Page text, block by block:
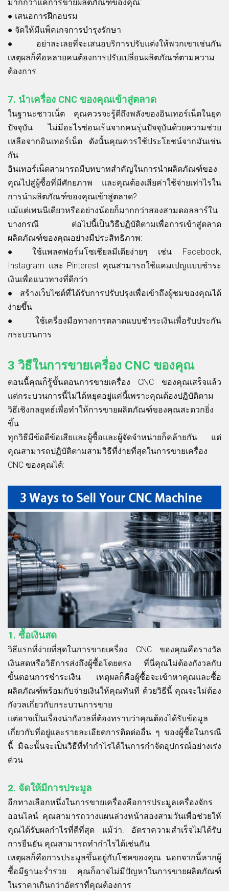
มากกว่าแค่การขายผลิตภัณฑ์ของคุณ:
● เสนอการฝึกอบรม
● จัดให้มีแพ็คเกจการบำรุงรักษา
● อย่าละเลยที่จะเสนอบริการปรับแต่งให้พวกเขาเช่นกัน
เหตุผลก็คือหลายคนต้องการปรับเปลี่ยนผลิตภัณฑ์ตามความ
ต้องการ
7. นำเครื่อง CNC ของคุณเข้าสู่ตลาด
ในฐานะชาวเน็ต คุณควรจะรู้ดีถึงพลังของอินเทอร์เน็ตในยุค
ปัจจุบัน ไม่มีอะไรซ่อนเร้นจากคนรุ่นปัจจุบันด้วยความช่วย
เหลือจากอินเทอร์เน็ต ดังนั้นคุณควรใช้ประโยชน์จากมันเช่น
กัน
อินเทอร์เน็ตสามารถมีบทบาทสำคัญในการนำผลิตภัณฑ์ของ
คุณไปสู่ผู้ซื้อที่มีศักยภาพ และคุณต้องเสียค่าใช้จ่ายเท่าไรใน
การนำผลิตภัณฑ์ของคุณเข้าสู่ตลาด?
แม้แต่เพนนีเดียวหรืออย่างน้อยก็มากกว่าสองสามดอลลาร์ใน
บางกรณี ต่อไปนี้เป็นวิธีปฏิบัติตามเพื่อการเข้าสู่ตลาด
ผลิตภัณฑ์ของคุณอย่างมีประสิทธิภาพ:
● ใช้แพลตฟอร์มโซเชียลมีเดียง่ายๆ เช่น Facebook,
Instagram และ Pinterest คุณสามารถใช้แคมเปญแบบชำระ
เงินเพื่อแนวทางที่ดีกว่า
● สร้างเว็บไซต์ที่ได้รับการปรับปรุงเพื่อเข้าถึงผู้ชมของคุณได้
ง่ายขึ้น
● ใช้เครื่องมือทางการตลาดแบบชำระเงินเพื่อรับประกัน
กระบวนการ
3 วิธีในการขายเครื่อง CNC ของคุณ
ตอนนี้คุณก็รู้ขั้นตอนการขายเครื่อง CNC ของคุณเสร็จแล้ว
แต่กระบวนการนี้ไม่ได้หยุดอยู่แค่นี้เพราะคุณต้องปฏิบัติตาม
วิธีเชิงกลยุทธ์เพื่อทำให้การขายผลิตภัณฑ์ของคุณสะดวกยิ่ง
ขึ้น
ทุกวิธีมีข้อดีข้อเสียและผู้ซื้อและผู้จัดจำหน่ายก็คล้ายกัน แต่
คุณสามารถปฏิบัติตามสามวิธีที่ง่ายที่สุดในการขายเครื่อง
CNC ของคุณได้:
1. ซื้อเงินสด
วิธีแรกที่ง่ายที่สุดในการขายเครื่อง CNC ของคุณคือรางวัล
เงินสดหรือวิธีการส่งถึงผู้ซื้อโดยตรง ที่นี่คุณไม่ต้องกังวลกับ
ขั้นตอนการชำระเงิน เหตุผลก็คือผู้ซื้อจะเข้าหาคุณและซื้อ
ผลิตภัณฑ์พร้อมกับจ่ายเงินให้คุณทันที ด้วยวิธีนี้ คุณจะไม่ต้อง
กังวลเกี่ยวกับกระบวนการขาย
แต่อาจเป็นเรื่องน่ากังวลที่ต้องทราบว่าคุณต้องได้รับข้อมูล
เกี่ยวกับที่อยู่และรายละเอียดการติดต่ออื่น ๆ ของผู้ซื้อในกรณี
นี้ มิฉะนั้นจะเป็นวิธีที่ทำกำไรได้ในการกำจัดอุปกรณ์อย่างเร่ง
ด่วน
2. จัดให้มีการประมูล
อีกทางเลือกหนึ่งในการขายเครื่องคือการประมูลเครื่องจักร
ออนไลน์ คุณสามารถวางแผนล่วงหน้าสองสามวันเพื่อช่วยให้
คุณได้รับผลกำไรที่ดีที่สุด แม้ว่า. อัตราความสำเร็จไม่ได้รับ
การยืนยัน คุณสามารถทำกำไรได้เช่นกัน
เหตุผลก็คือการประมูลขึ้นอยู่กับโชคของคุณ นอกจากนี้หากผู้
ซื้อมีฐานะร่ำรวย คุณก็อาจไม่มีปัญหาในการขายผลิตภัณฑ์
ในราคาเกินกว่าอัตราที่คุณต้องการ